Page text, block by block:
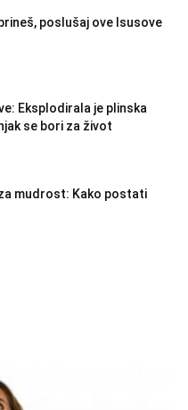
poslušaj ove Isusove
Eksplodirala je plinska
se bori za život
mudrost: Kako postati